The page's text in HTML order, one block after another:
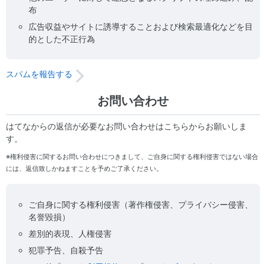
布
広告収益やサイトに誘導することおよび検索最適化などを目
的とした不正行為
スパムを報告する
お問い合わせ
はてなからの返信が必要なお問い合わせはこちらからお願いしま
す。
※権利侵害に関するお問い合わせにつきまして、ご自身に関する権利侵害ではない場合
には、返信致しかねますことを予めご了承ください。
ご自身に関する権利侵害（著作権侵害、プライバシー侵害、
名誉毀損）
差別的表現、人権侵害
犯罪予告、自殺予告